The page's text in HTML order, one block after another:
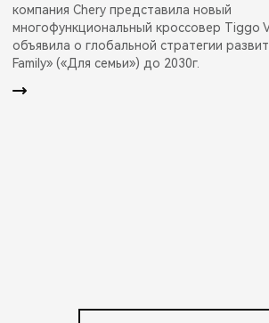
компания Chery представила новый
многофункциональный кроссовер Tiggo
объявила о глобальной стратегии
Family» («Для семьи») до 2030г.